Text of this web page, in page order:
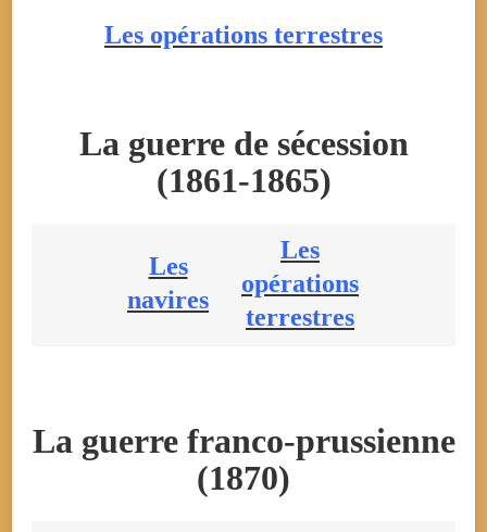
Les opérations terrestres
La guerre de sécession
(1861-1865)
Les
navires
Les
opérations
terrestres
La guerre franco-prussienne
(1870)